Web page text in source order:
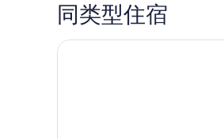
同类型住宿
Punta Diamantes酒店和餐厅